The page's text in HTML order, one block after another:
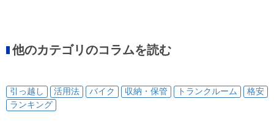
他のカテゴリのコラムを読む
引っ越し 活用法 バイク 収納・保管 トランクルーム
格安
ランキング